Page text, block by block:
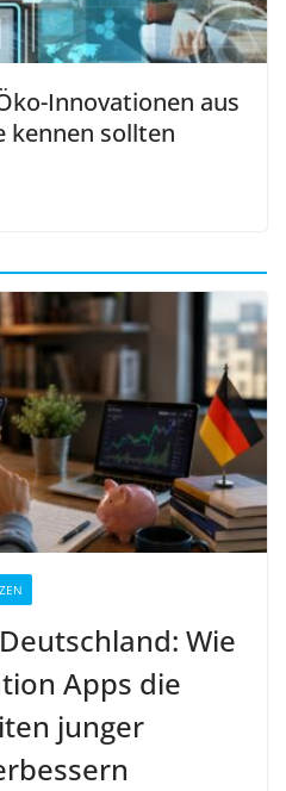
Innovationen aus
kennen sollten
Wie
Apps die
junger